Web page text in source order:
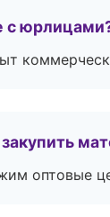
с
оптовые